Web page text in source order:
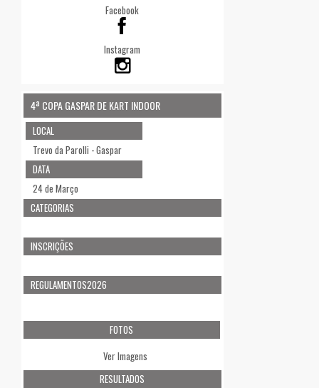
Facebook
Instagram
4ª COPA GASPAR DE KART INDOOR
LOCAL
Trevo da Parolli - Gaspar
DATA
24 de Março
CATEGORIAS
INSCRIÇÕES
REGULAMENTOS2026
FOTOS
Ver Imagens
RESULTADOS